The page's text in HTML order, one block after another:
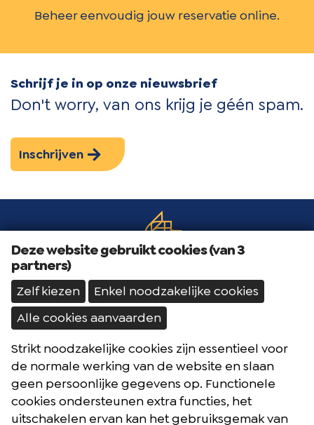
Beheer eenvoudig jouw reservatie online.
Schrijf je in op onze nieuwsbrief
Don't worry, van ons krijg je géén spam.
Inschrijven
Brochures
Reisblog
Algemene voorwaarden
Deze website gebruikt cookies (van 3
partners)
Zelf kiezen
Enkel noodzakelijke cookies
Alle cookies aanvaarden
Strikt noodzakelijke cookies zijn essentieel voor
de normale werking van de website en slaan
geen persoonlijke gegevens op. Functionele
cookies ondersteunen extra functies, het
uitschakelen ervan kan het gebruiksgemak van